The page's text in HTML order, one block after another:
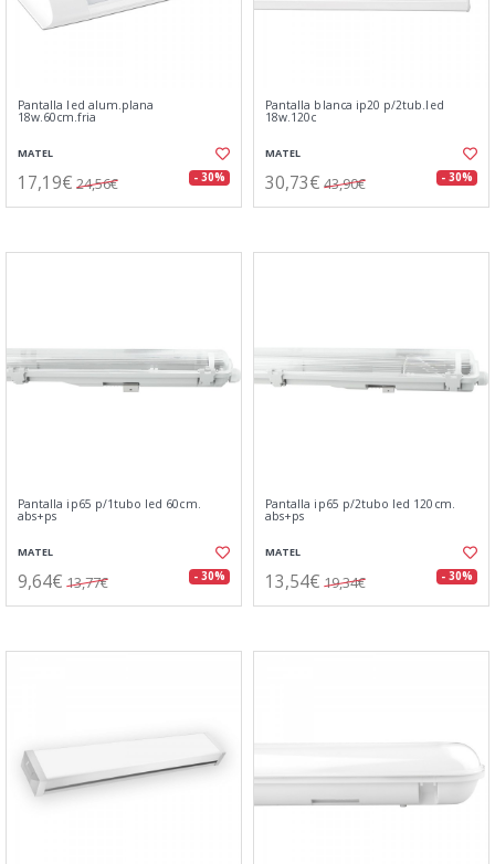
Pantalla led alum.plana
18w.60cm.fria
MATEL
17,19€ 24,56€ - 30%
Pantalla blanca ip20 p/2tub.led
18w.120c
MATEL
30,73€ 43,90€ - 30%
Pantalla ip65 p/1tubo led 60cm.
abs+ps
MATEL
9,64€ 13,77€ - 30%
Pantalla ip65 p/2tubo led 120cm.
abs+ps
MATEL
13,54€ 19,34€ - 30%